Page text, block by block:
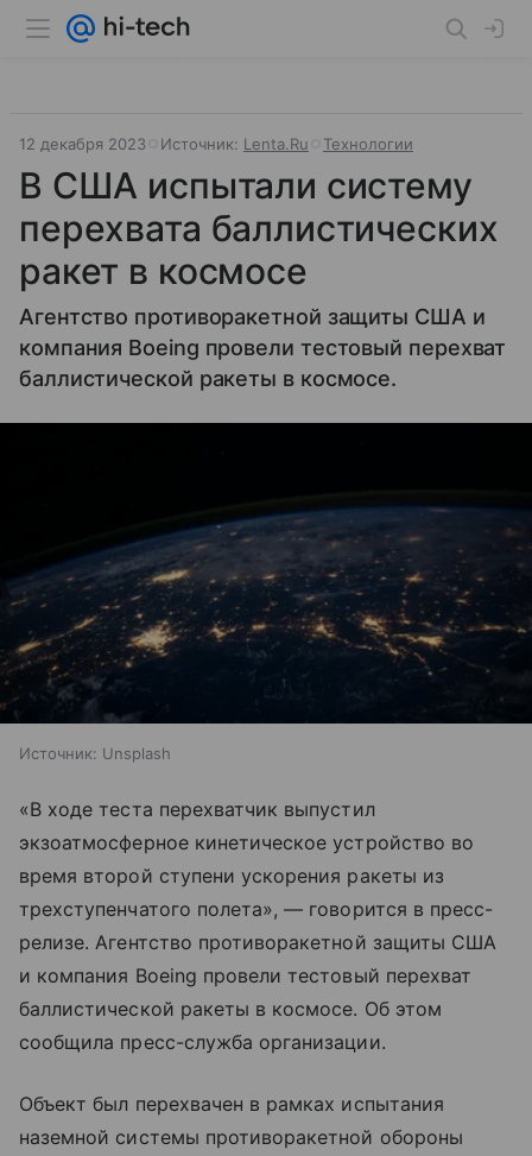
12 декабря 2023 Источник: Lenta.Ru Технологии
В США испытали систему
перехвата баллистических
ракет в космосе
Агентство противоракетной защиты США и
компания Boeing провели тестовый перехват
баллистической ракеты в космосе.
Источник: Unsplash
«В ходе теста перехватчик выпустил
экзоатмосферное кинетическое устройство во
время второй ступени ускорения ракеты из
трехступенчатого полета», — говорится в пресс-
релизе. Агентство противоракетной защиты США
и компания Boeing провели тестовый перехват
баллистической ракеты в космосе. Об этом
сообщила пресс-служба организации.
Объект был перехвачен в рамках испытания
наземной системы противоракетной обороны